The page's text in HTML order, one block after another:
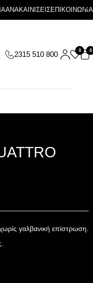
ΑΝΑΚΑΙΝΙΣΕΙΣΕΠΙΚΟΙΝΩΝΙΑ
2315 510 800 0 0
γαλβανική επίστρωση.